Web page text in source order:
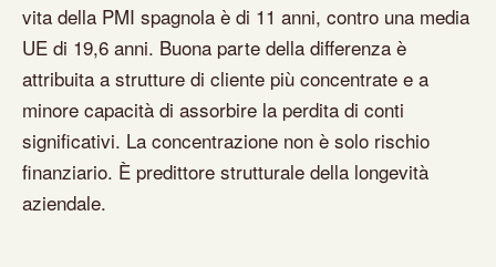
vita della PMI spagnola è di 11 anni, contro una media
UE di 19,6 anni. Buona parte della differenza è
attribuita a strutture di cliente più concentrate e a
minore capacità di assorbire la perdita di conti
significativi. La concentrazione non è solo rischio
finanziario. È predittore strutturale della longevità
aziendale.